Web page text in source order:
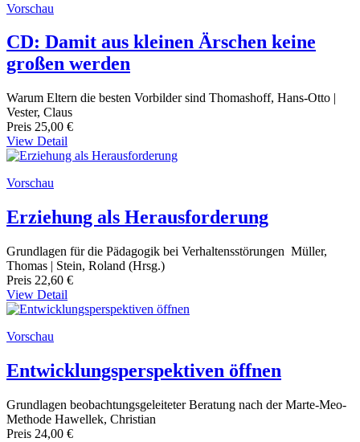
Vorschau
CD: Damit aus kleinen Ärschen keine
großen werden
Warum Eltern die besten Vorbilder sind Thomashoff, Hans-Otto |
Vester, Claus
Preis 25,00 €
View Detail
Vorschau
Erziehung als Herausforderung
Grundlagen für die Pädagogik bei Verhaltensstörungen Müller,
Thomas | Stein, Roland (Hrsg.)
Preis 22,60 €
View Detail
Vorschau
Entwicklungsperspektiven öffnen
Grundlagen beobachtungsgeleiteter Beratung nach der Marte-Meo-
Methode Hawellek, Christian
Preis 24,00 €